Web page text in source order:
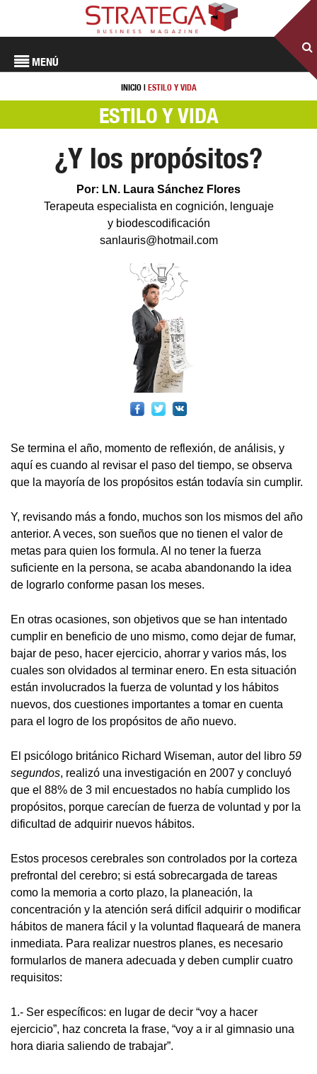
MENÚ
INICIO| ESTILO Y VIDA
ESTILO Y VIDA
¿Y los propósitos?
Por: LN. Laura Sánchez Flores
Terapeuta especialista en cognición, lenguaje
y biodescodificación
sanlauris@hotmail.com
Se termina el año, momento de reflexión, de análisis, y
aquí es cuando al revisar el paso del tiempo, se observa
que la mayoría de los propósitos están todavía sin cumplir.
Y, revisando más a fondo, muchos son los mismos del año
anterior. A veces, son sueños que no tienen el valor de
metas para quien los formula. Al no tener la fuerza
suficiente en la persona, se acaba abandonando la idea
de lograrlo conforme pasan los meses.
En otras ocasiones, son objetivos que se han intentado
cumplir en beneficio de uno mismo, como dejar de fumar,
bajar de peso, hacer ejercicio, ahorrar y varios más, los
cuales son olvidados al terminar enero. En esta situación
están involucrados la fuerza de voluntad y los hábitos
nuevos, dos cuestiones importantes a tomar en cuenta
para el logro de los propósitos de año nuevo.
El psicólogo británico Richard Wiseman, autor del libro 59
segundos, realizó una investigación en 2007 y concluyó
que el 88% de 3 mil encuestados no había cumplido los
propósitos, porque carecían de fuerza de voluntad y por la
dificultad de adquirir nuevos hábitos.
Estos procesos cerebrales son controlados por la corteza
prefrontal del cerebro; si está sobrecargada de tareas
como la memoria a corto plazo, la planeación, la
concentración y la atención será difícil adquirir o modificar
hábitos de manera fácil y la voluntad flaqueará de manera
inmediata. Para realizar nuestros planes, es necesario
formularlos de manera adecuada y deben cumplir cuatro
requisitos:
1.- Ser específicos: en lugar de decir “voy a hacer
ejercicio”, haz concreta la frase, “voy a ir al gimnasio una
hora diaria saliendo de trabajar”.